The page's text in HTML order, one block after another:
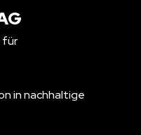
für
in nachhaltige